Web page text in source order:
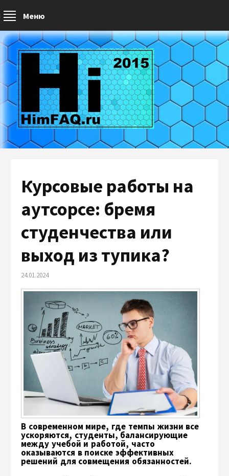
Меню
Курсовые работы на
аутсорсе: бремя
студенчества или
выход из тупика?
24.01.2024
В современном мире, где темпы жизни все
ускоряются, студенты, балансирующие
между учебой и работой, часто
оказываются в поиске эффективных
решений для совмещения обязанностей.